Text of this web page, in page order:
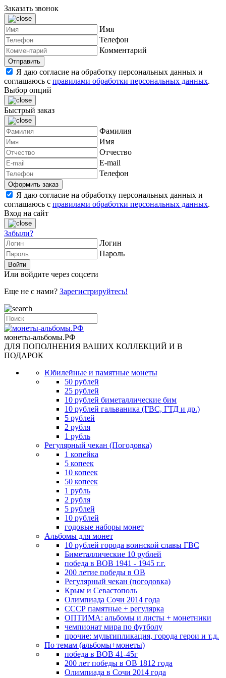
Заказать звонок
Имя
Телефон
Комментарий
Я даю согласие на обработку персональных данных и
соглашаюсь с правилами обработки персональных данных.
Выбор опций
Быстрый заказ
Фамилия
Имя
Отчество
E-mail
Телефон
Я даю согласие на обработку персональных данных и
соглашаюсь с правилами обработки персональных данных.
Вход на сайт
Забыли?
Логин
Пароль
Или войдите через соцсети
Еще не с нами? Зарегистрируйтесь!
монеты-альбомы.РФ
ДЛЯ ПОПОЛНЕНИЯ ВАШИХ КОЛЛЕКЦИЙ И В
ПОДАРОК
Юбилейные и памятные монеты
50 рублей
25 рублей
10 рублей биметаллические бим
10 рублей гальваника (ГВС, ГТД и др.)
5 рублей
2 рубля
1 рубль
Регулярный чекан (Погодовка)
1 копейка
5 копеек
10 копеек
50 копеек
1 рубль
2 рубля
5 рублей
10 рублей
годовые наборы монет
Альбомы для монет
10 рублей города воинской славы ГВС
Биметаллические 10 рублей
победа в ВОВ 1941 - 1945 г.г.
200 летие победы в ОВ
Регулярный чекан (погодовка)
Крым и Севастополь
Олимпиада Сочи 2014 года
СССР памятные + регулярка
ОПТИМА: альбомы и листы + монетники
чемпионат мира по футболу
прочие: мультипликация, города герои и т.д.
По темам (альбомы+монеты)
победа в ВОВ 41-45г
200 лет победы в ОВ 1812 года
Олимпиада в Сочи 2014 года